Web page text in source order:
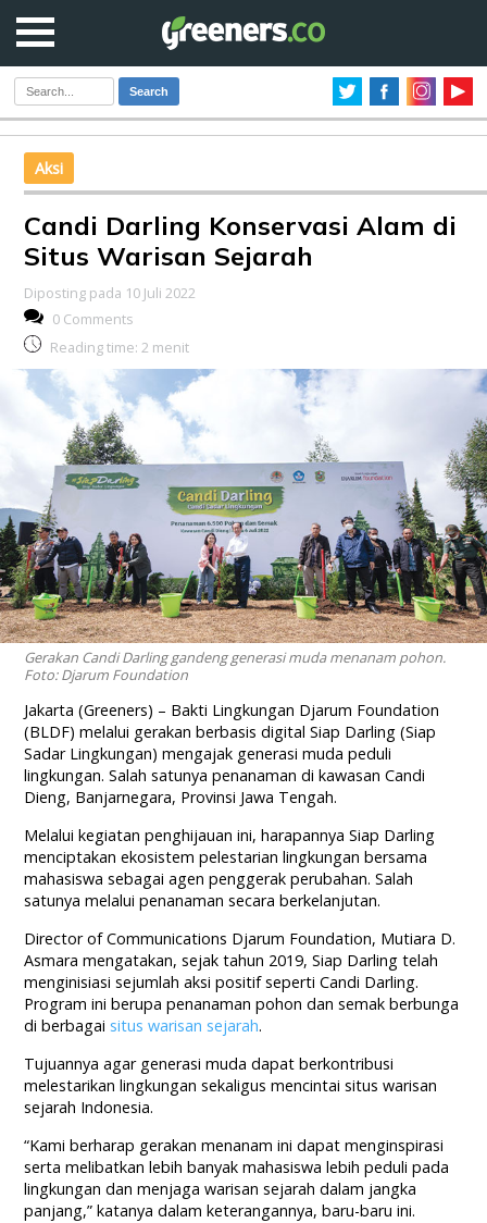
Search
Aksi
Candi Darling Konservasi Alam di
Situs Warisan Sejarah
Diposting pada 10 Juli 2022
0 Comments
Reading time: 2 menit
Gerakan Candi Darling gandeng generasi muda menanam pohon.
Foto: Djarum Foundation
Jakarta (Greeners) – Bakti Lingkungan Djarum Foundation
(BLDF) melalui gerakan berbasis digital Siap Darling (Siap
Sadar Lingkungan) mengajak generasi muda peduli
lingkungan. Salah satunya penanaman di kawasan Candi
Dieng, Banjarnegara, Provinsi Jawa Tengah.
Melalui kegiatan penghijauan ini, harapannya Siap Darling
menciptakan ekosistem pelestarian lingkungan bersama
mahasiswa sebagai agen penggerak perubahan. Salah
satunya melalui penanaman secara berkelanjutan.
Director of Communications Djarum Foundation, Mutiara D.
Asmara mengatakan, sejak tahun 2019, Siap Darling telah
menginisiasi sejumlah aksi positif seperti Candi Darling.
Program ini berupa penanaman pohon dan semak berbunga
di berbagai situs warisan sejarah.
Tujuannya agar generasi muda dapat berkontribusi
melestarikan lingkungan sekaligus mencintai situs warisan
sejarah Indonesia.
“Kami berharap gerakan menanam ini dapat menginspirasi
serta melibatkan lebih banyak mahasiswa lebih peduli pada
lingkungan dan menjaga warisan sejarah dalam jangka
panjang,” katanya dalam keterangannya, baru-baru ini.